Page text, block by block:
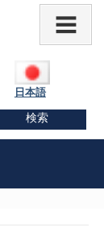
日本語